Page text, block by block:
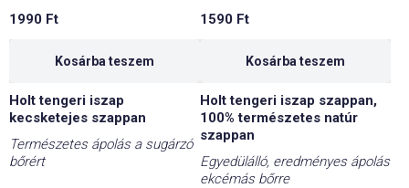
1990 Ft
Kosárba teszem
1590 Ft
Kosárba teszem
Holt tengeri iszap
kecsketejes szappan
Természetes ápolás a sugárzó
bőrért
Holt tengeri iszap szappan,
100% természetes natúr
szappan
Egyedülálló, eredményes ápolás
ekcémás bőrre